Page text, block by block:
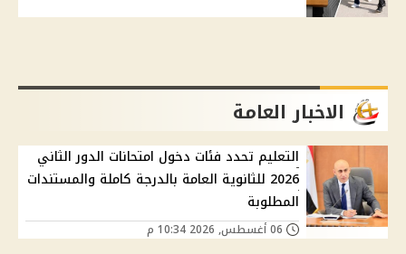
الاخبار العامة
التعليم تحدد فئات دخول امتحانات الدور الثاني
2026 للثانوية العامة بالدرجة كاملة والمستندات
المطلوبة